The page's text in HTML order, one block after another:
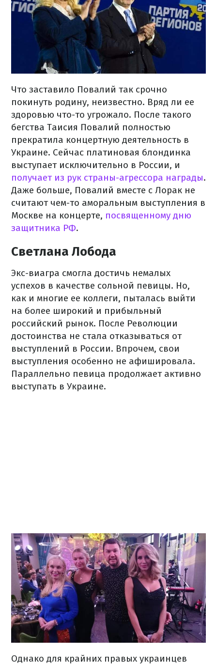
Что заставило Повалий так срочно
покинуть родину, неизвестно. Вряд ли ее
здоровью что-то угрожало. После такого
бегства Таисия Повалий полностью
прекратила концертную деятельность в
Украине. Сейчас платиновая блондинка
выступает исключительно в России, и
получает из рук страны-агрессора награды.
Даже больше, Повалий вместе с Лорак не
считают чем-то аморальным выступления в
Москве на концерте, посвященному дню
защитника РФ.
Светлана Лобода
Экс-виагра смогла достичь немалых
успехов в качестве сольной певицы. Но,
как и многие ее коллеги, пыталась выйти
на более широкий и прибыльный
российский рынок. После Революции
достоинства не стала отказываться от
выступлений в России. Впрочем, свои
выступления особенно не афишировала.
Параллельно певица продолжает активно
выступать в Украине.
Однако для крайних правых украинцев